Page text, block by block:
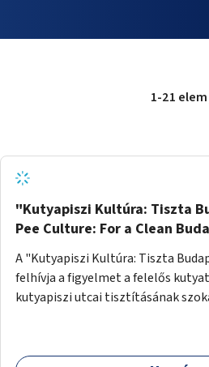
1-21 elem
"Kutyapiszi Kultúra: Tiszta
Pee Culture: For a Clean
A "Kutyapiszi Kultúra: Tiszta
felhívja a figyelmet a felelős
kutyapiszi utcai tisztításának
palack vízzel öblítsék le azt,